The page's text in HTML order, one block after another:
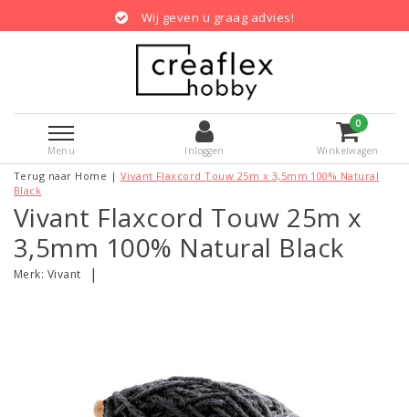
Wij geven u graag advies!
Menu Inloggen
0
Winkelwagen
Terug naar Home | Vivant Flaxcord Touw 25m x 3,5mm 100% Natural
Black
Vivant Flaxcord Touw 25m x
3,5mm 100% Natural Black
Merk: Vivant |